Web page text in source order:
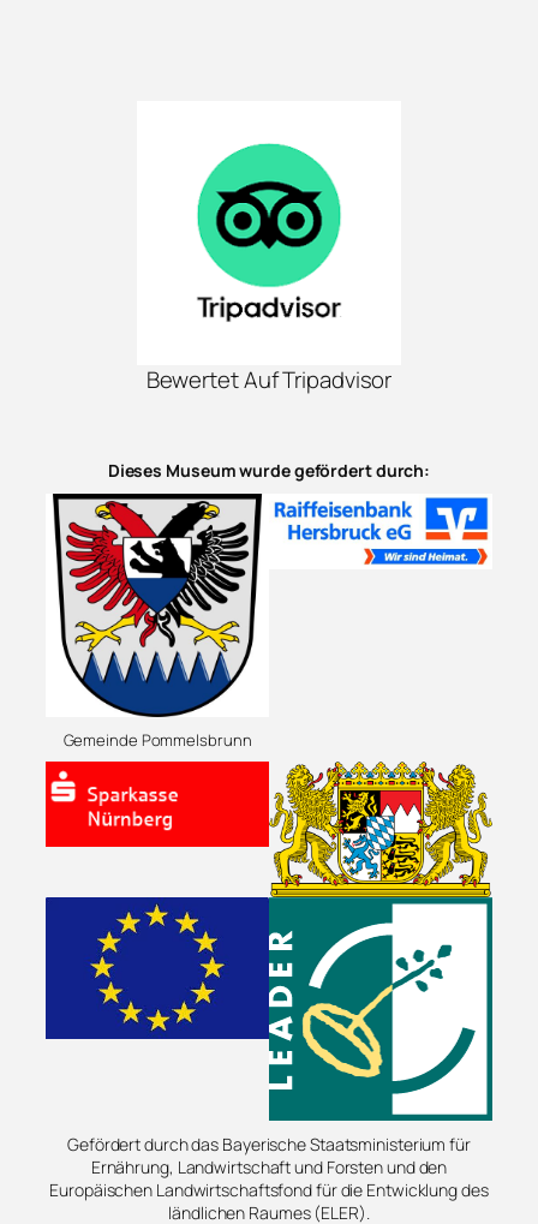
Bewertet Auf Tripadvisor
Dieses Museum wurde gefördert durch:
Gemeinde Pommelsbrunn
Gefördert durch das Bayerische Staatsministerium für
Ernährung, Landwirtschaft und Forsten und den
Europäischen Landwirtschaftsfond für die Entwicklung des
ländlichen Raumes (ELER).